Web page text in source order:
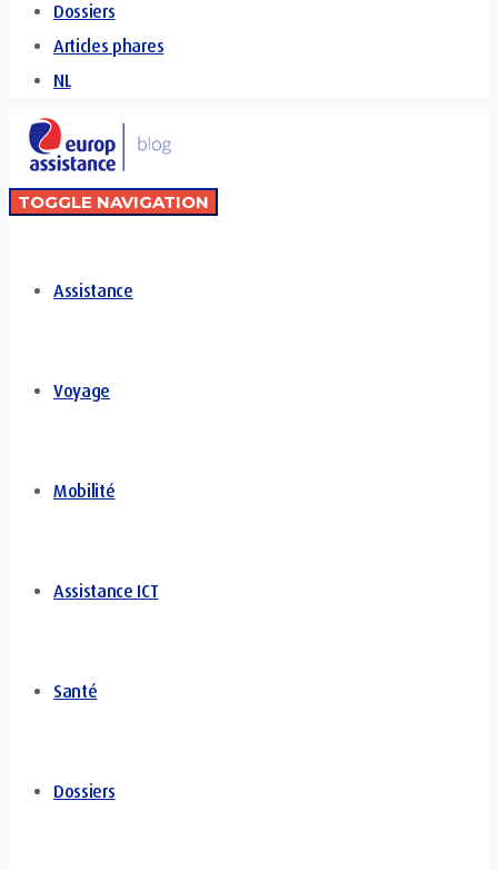
Dossiers
Articles phares
NL
TOGGLE NAVIGATION
Assistance
Voyage
Mobilité
Assistance ICT
Santé
Dossiers